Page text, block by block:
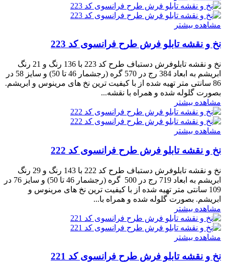
مشاهده بیشتر
نخ و نقشه تابلو فرش طرح فرانسوی کد 223
نخ و نقشه تابلوفرش دستباف طرح کد 223 با 136 رنگ و 21 رنگ
ابریشم به ابعاد 384 رج در 570 گره (رجشمار 46 تا 50) و سایز 58 در
86 سانتی متر تهیه شده از با کیفیت ترین نخ های مرینوس و ابریشم.
بصورت گلوله شده و همراه با نقشه...
مشاهده بیشتر
مشاهده بیشتر
نخ و نقشه تابلو فرش طرح فرانسوی کد 222
نخ و نقشه تابلوفرش دستباف طرح کد 222 با 143 رنگ و 29 رنگ
ابریشم به ابعاد 719 رج در 500 گره (رجشمار 46 تا 50) و سایز 76 در
109 سانتی متر تهیه شده از با کیفیت ترین نخ های مرینوس و
ابریشم. بصورت گلوله شده و همراه با...
مشاهده بیشتر
مشاهده بیشتر
نخ و نقشه تابلو فرش طرح فرانسوی کد 221